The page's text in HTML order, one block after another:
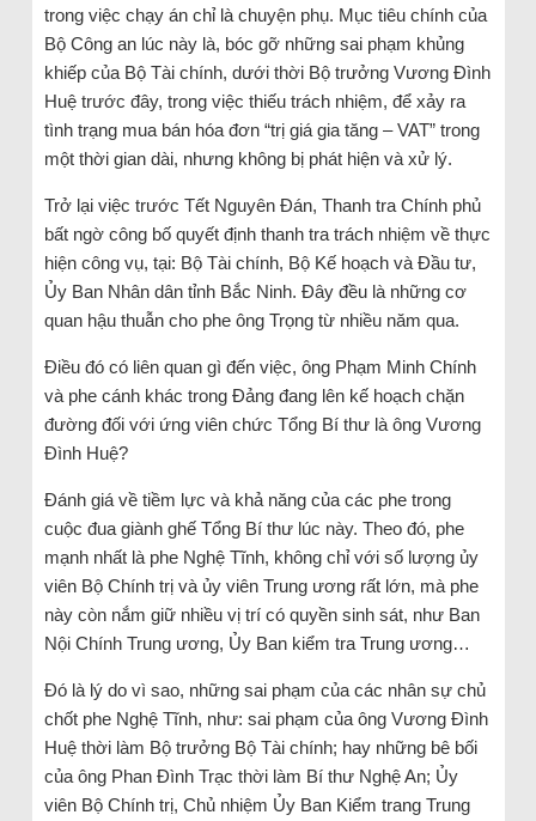
trong việc chạy án chỉ là chuyện phụ. Mục tiêu chính của
Bộ Công an lúc này là, bóc gỡ những sai phạm khủng
khiếp của Bộ Tài chính, dưới thời Bộ trưởng Vương Đình
Huệ trước đây, trong việc thiếu trách nhiệm, để xảy ra
tình trạng mua bán hóa đơn “trị giá gia tăng – VAT” trong
một thời gian dài, nhưng không bị phát hiện và xử lý.
Trở lại việc trước Tết Nguyên Đán, Thanh tra Chính phủ
bất ngờ công bố quyết định thanh tra trách nhiệm về thực
hiện công vụ, tại: Bộ Tài chính, Bộ Kế hoạch và Đầu tư,
Ủy Ban Nhân dân tỉnh Bắc Ninh. Đây đều là những cơ
quan hậu thuẫn cho phe ông Trọng từ nhiều năm qua.
Điều đó có liên quan gì đến việc, ông Phạm Minh Chính
và phe cánh khác trong Đảng đang lên kế hoạch chặn
đường đối với ứng viên chức Tổng Bí thư là ông Vương
Đình Huệ?
Đánh giá về tiềm lực và khả năng của các phe trong
cuộc đua giành ghế Tổng Bí thư lúc này. Theo đó, phe
mạnh nhất là phe Nghệ Tĩnh, không chỉ với số lượng ủy
viên Bộ Chính trị và ủy viên Trung ương rất lớn, mà phe
này còn nắm giữ nhiều vị trí có quyền sinh sát, như Ban
Nội Chính Trung ương, Ủy Ban kiểm tra Trung ương…
Đó là lý do vì sao, những sai phạm của các nhân sự chủ
chốt phe Nghệ Tĩnh, như: sai phạm của ông Vương Đình
Huệ thời làm Bộ trưởng Bộ Tài chính; hay những bê bối
của ông Phan Đình Trạc thời làm Bí thư Nghệ An; Ủy
viên Bộ Chính trị, Chủ nhiệm Ủy Ban Kiểm trang Trung